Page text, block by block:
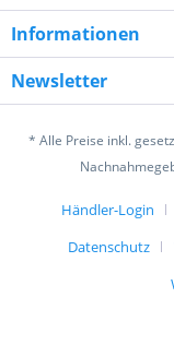
4 + 2 = ?
Ich habe die
verstanden und
Informationen
Newsletter
* Alle Preise inkl.
Händler-Login
Datenschutz